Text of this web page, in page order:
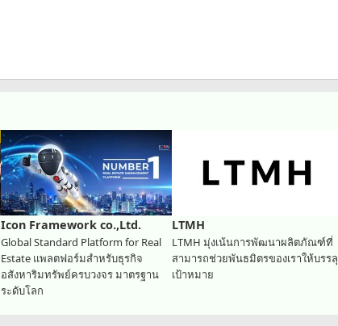
Icon Framework co.,Ltd.
Global Standard Platform for Real
Estate แพลตฟอร์มสำหรับธุรกิจ
อสังหาริมทรัพย์ครบวงจร มาตรฐาน
ระดับโลก
LTMH
LTMH มุ่งเน้นการพัฒนาผลิตภัณฑ์ที่
สามารถช่วยพันธมิตรของเราให้บรรลุ
เป้าหมาย